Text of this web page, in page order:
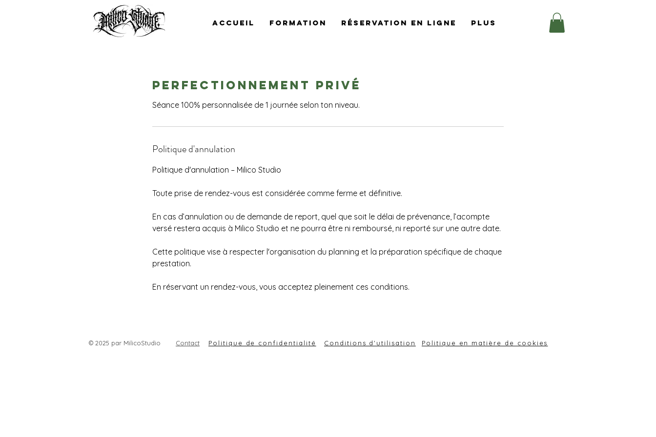
Accueil Formation Réservation en ligne Plus
Perfectionnement privé
Séance 100% personnalisée de 1 journée selon ton niveau.
Politique d'annulation
Politique d'annulation – Milico Studio
Toute prise de rendez-vous est considérée comme ferme et définitive.
En cas d’annulation ou de demande de report, quel que soit le délai de prévenance, l’acompte
versé restera acquis à Milico Studio et ne pourra être ni remboursé, ni reporté sur une autre date.
Cette politique vise à respecter l'organisation du planning et la préparation spécifique de chaque
prestation.
En réservant un rendez-vous, vous acceptez pleinement ces conditions.
© 2025 par MilicoStudio Contact Politique de confidentialité Conditions d'utilisation Politique en matière de cookies